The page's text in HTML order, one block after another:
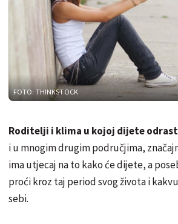
FOTO: THINKSTOCK
Roditelji i klima u kojoj dijete
i u mnogim drugim područjima,
ima utjecaj na to kako će dijete, a
proći kroz taj period svog života i
sebi.